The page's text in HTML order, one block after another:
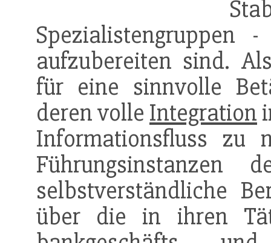
Spezialistengruppen
aufzubereiten sind.
für eine sinnvolle
deren volle Integration
Informationsfluss zu
Führungsinstanzen
selbstverständliche
über die in ihren